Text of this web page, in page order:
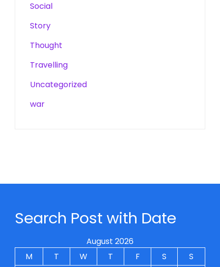
Social
Story
Thought
Travelling
Uncategorized
war
Search Post with Date
August 2026
M
T W T F S
S